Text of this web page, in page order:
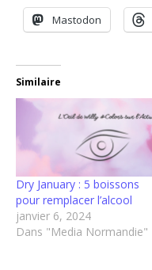
Mastodon
Similaire
Dry January : 5 boissons
pour remplacer l’alcool
janvier 6, 2024
Dans "Media Normandie"